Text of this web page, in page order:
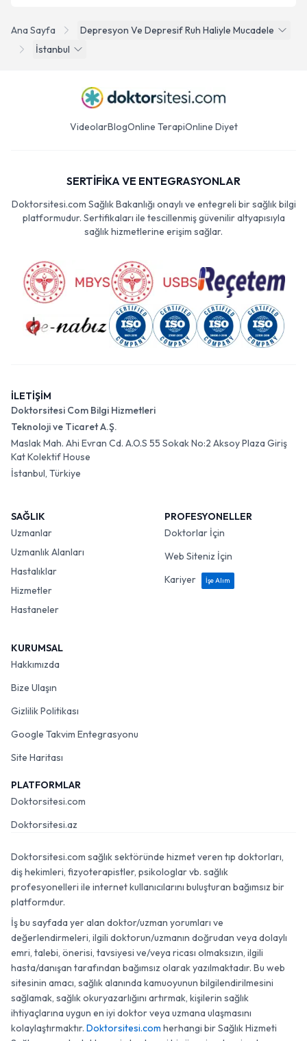
Ana Sayfa
Depresyon Ve Depresif Ruh Haliyle Mucadele
İstanbul
VideolarBlogOnline TerapiOnline Diyet
SERTİFİKA VE ENTEGRASYONLAR
Doktorsitesi.com Sağlık Bakanlığı onaylı ve entegreli bir sağlık bilgi
platformudur. Sertifikaları ile tescillenmiş güvenilir altyapısıyla
sağlık hizmetlerine erişim sağlar.
İLETİŞİM
Doktorsitesi Com Bilgi Hizmetleri
Teknoloji ve Ticaret A.Ş.
Maslak Mah. Ahi Evran Cd. A.O.S 55 Sokak No:2 Aksoy Plaza Giriş
Kat Kolektif House
İstanbul, Türkiye
SAĞLIK
Uzmanlar
Uzmanlık Alanları
Hastalıklar
Hizmetler
Hastaneler
PROFESYONELLER
Doktorlar İçin
Web Siteniz İçin
Kariyer
İşe Alım
KURUMSAL
Hakkımızda
Bize Ulaşın
Gizlilik Politikası
Google Takvim Entegrasyonu
Site Haritası
PLATFORMLAR
Doktorsitesi.com
Doktorsitesi.az
Doktorsitesi.com sağlık sektöründe hizmet veren tıp doktorları,
diş hekimleri, fizyoterapistler, psikologlar vb. sağlık
profesyonelleri ile internet kullanıcılarını buluşturan bağımsız bir
platformdur.
İş bu sayfada yer alan doktor/uzman yorumları ve
değerlendirmeleri, ilgili doktorun/uzmanın doğrudan veya dolaylı
emri, talebi, önerisi, tavsiyesi ve/veya ricası olmaksızın, ilgili
hasta/danışan tarafından bağımsız olarak yazılmaktadır. Bu web
sitesinin amacı, sağlık alanında kamuoyunun bilgilendirilmesini
sağlamak, sağlık okuryazarlığını artırmak, kişilerin sağlık
ihtiyaçlarına uygun en iyi doktor veya uzmana ulaşmasını
kolaylaştırmaktır. Doktorsitesi.com herhangi bir Sağlık Hizmeti